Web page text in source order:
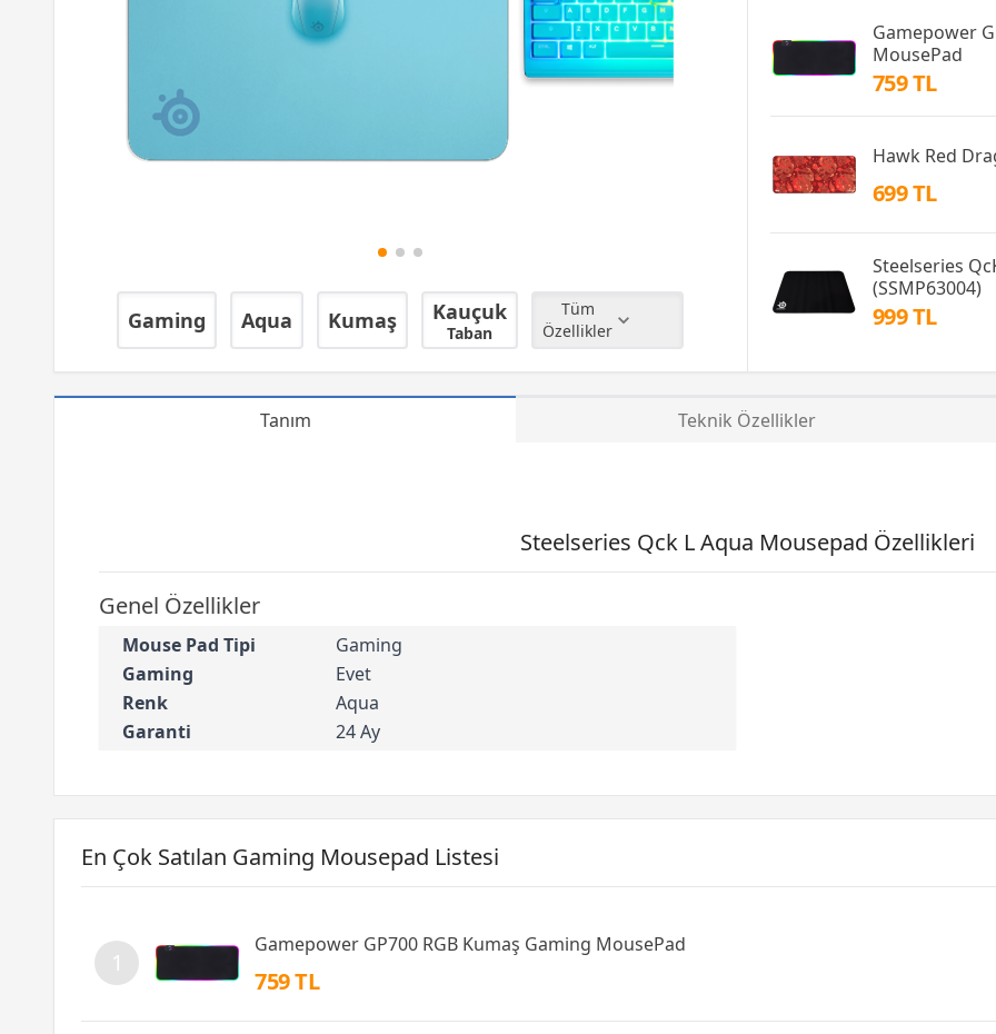
Gaming Aqua Kumaş Kauçuk
Taban
Tüm
Özellikler
Gamepower
MousePad
759 TL
Hawk Red
699 TL
Steelseries
(SSMP63004)
999 TL
Tanım Teknik Özellikler
Steelseries Qck L Aqua Mousepad Özellikleri
Genel Özellikler
Mouse Pad Tipi
Gaming
Gaming
Evet
Renk
Aqua
Garanti
24 Ay
En Çok Satılan Gaming Mousepad Listesi
1
Gamepower GP700 RGB Kumaş Gaming MousePad
759 TL